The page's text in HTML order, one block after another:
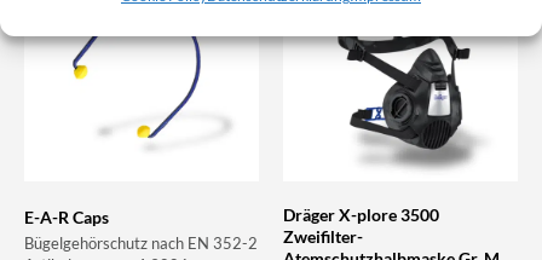
E-A-R Caps
Bügelgehörschutz nach EN 352-2
Dräger X-plore 3500
Zweifilter-